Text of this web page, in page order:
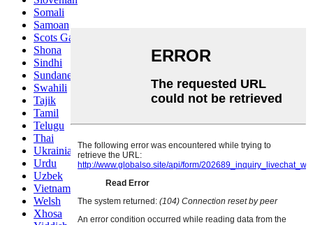
Somali
Samoan
Scots Gaelic
Shona
Sindhi
Sundanese
Swahili
Tajik
Tamil
Telugu
Thai
Ukrainian
Urdu
Uzbek
Vietnamese
Welsh
Xhosa